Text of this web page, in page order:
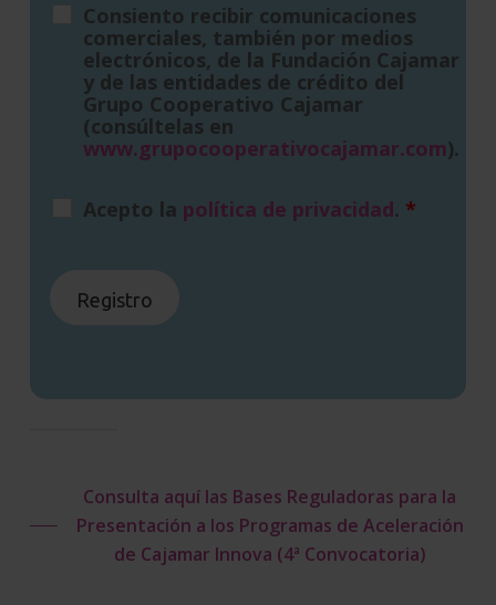
Consiento recibir comunicaciones
comerciales, también por medios
electrónicos, de la Fundación Cajamar
y de las entidades de crédito del
Grupo Cooperativo Cajamar
(consúltelas en
www.grupocooperativocajamar.com).
Acepto la política de privacidad. *
Consulta aquí las Bases Reguladoras para la
Presentación a los Programas de Aceleración
de Cajamar Innova (4ª Convocatoria)